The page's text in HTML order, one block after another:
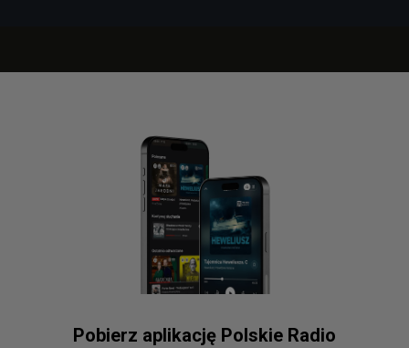
Pobierz aplikację Polskie Radio